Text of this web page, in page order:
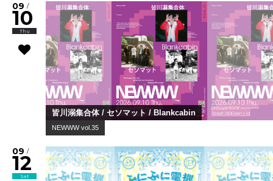
09 /
10
Thu
皆川溺集合体 / セソマット / Blankcabin
NEWWW vol.35
09 /
12
Sat